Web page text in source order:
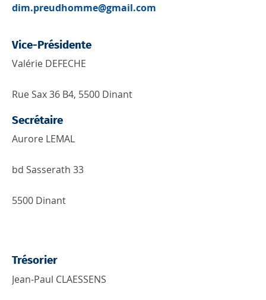
dim.preudhomme@gmail.com
Vice-Présidente
Valérie DEFECHE
Rue Sax 36 B4, 5500 Dinant
Secrétaire
Aurore LEMAL
bd Sasserath 33
5500 Dinant
Trésorier
Jean-Paul CLAESSENS